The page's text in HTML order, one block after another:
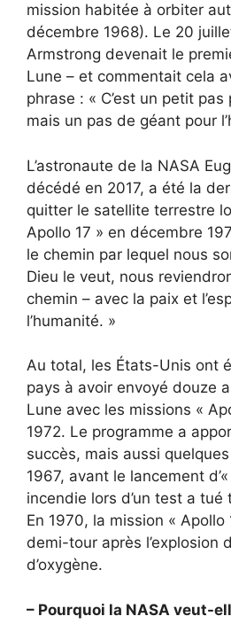
mission habitée à orbiter
décembre 1968). Le 20
Armstrong devenait le
Lune – et commentait cela
phrase : « C’est un petit
mais un pas de géant pour
L’astronaute de la NASA
décédé en 2017, a été la
quitter le satellite terrestre
Apollo 17 » en décembre
le chemin par lequel nous
Dieu le veut, nous
chemin – avec la paix et
l’humanité. »
Au total, les États-Unis ont
pays à avoir envoyé douze
Lune avec les missions «
1972. Le programme a
succès, mais aussi
1967, avant le lancement
incendie lors d’un test a
En 1970, la mission «
demi-tour après l’explosion
d’oxygène.
– Pourquoi la NASA veut-